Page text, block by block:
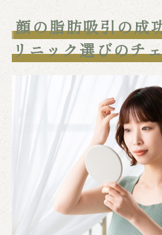
顔の脂肪吸引の成
リニック選びのチ